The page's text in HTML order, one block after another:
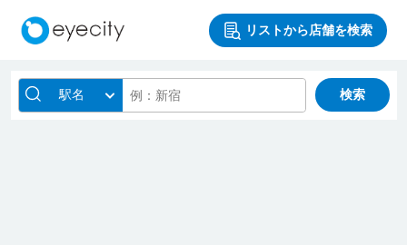
リストから店舗を検索
駅名 検索